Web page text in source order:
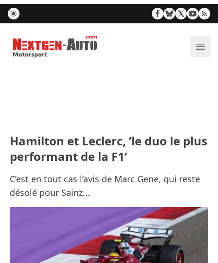
Nextgen-Auto.com
Hamilton et Leclerc, ’le duo le plus
performant de la F1’
C’est en tout cas l’avis de Marc Gene, qui reste
désolé pour Sainz...